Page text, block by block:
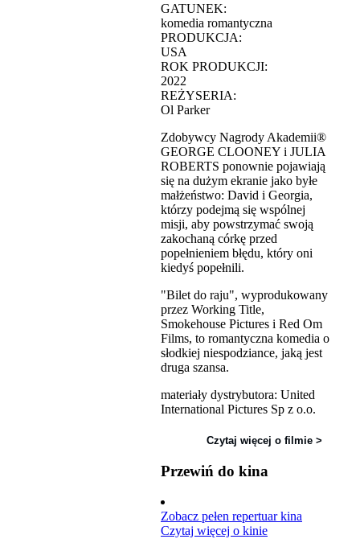
GATUNEK:
komedia romantyczna
PRODUKCJA:
USA
ROK PRODUKCJI:
2022
REŻYSERIA:
Ol Parker
Zdobywcy Nagrody Akademii®
GEORGE CLOONEY i JULIA
ROBERTS ponownie pojawiają
się na dużym ekranie jako byłe
małżeństwo: David i Georgia,
którzy podejmą się wspólnej
misji, aby powstrzymać swoją
zakochaną córkę przed
popełnieniem błędu, który oni
kiedyś popełnili.
"Bilet do raju", wyprodukowany
przez Working Title,
Smokehouse Pictures i Red Om
Films, to romantyczna komedia o
słodkiej niespodziance, jaką jest
druga szansa.
materiały dystrybutora: United
International Pictures Sp z o.o.
Czytaj więcej o filmie >
Przewiń do kina
Zobacz pełen repertuar kina
Czytaj więcej o kinie